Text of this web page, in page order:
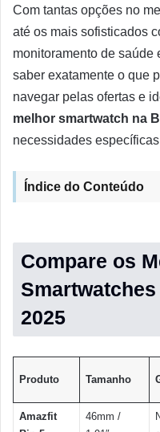
Com tantas opções no
até os mais sofisticados
monitoramento de saúde
saber exatamente o que
navegar pelas ofertas e
melhor smartwatch na
necessidades
Índice do Conteúdo
Compare os
2025
Produto Tamanho
Amazfit
46mm /